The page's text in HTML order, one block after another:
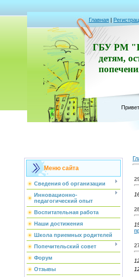
Главная |
ГБУ РМ
детям,
Меню сайта
Сведения об организации
Инновационно-
педагогический опыт
Воспитательная работа
Наши достижения
Школа приемных родителей
Попечительский совет
Форум
Отзывы